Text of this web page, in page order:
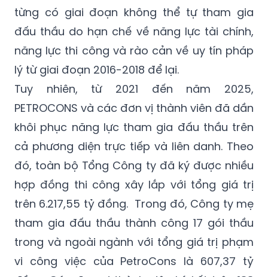
năng lực thi công và rào cản về uy tín pháp
lý từ giai đoạn 2016-2018 để lại.
Tuy nhiên, từ 2021 đến năm 2025,
PETROCONS và các đơn vị thành viên đã dần
khôi phục năng lực tham gia đấu thầu trên
cả phương diện trực tiếp và liên danh. Theo
đó, toàn bộ Tổng Công ty đã ký được nhiều
hợp đồng thi công xây lắp với tổng giá trị
trên 6.217,55 tỷ đồng. Trong đó, Công ty mẹ
tham gia đấu thầu thành công 17 gói thầu
trong và ngoài ngành với tổng giá trị phạm
vi công việc của PetroCons là 607,37 tỷ
đồng. Các đơn vị thành viên ký kết trên 133
hợp đồng, phụ lục hợp đồng. Điển hình là